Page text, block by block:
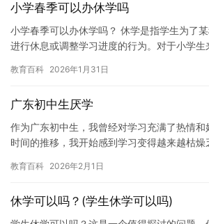
小学春季可以办休学吗
小学春季可以办休学吗？ 休学是指学生为了
进行休息或调整学习进度的行为。对于小学生
我…
教育百科 2026年1月31日
广东初中生厌学
作为广东初中生，我曾经对学习充满了热情
时间的推移，我开始感到学习变得越来越枯
服这…
教育百科 2026年2月1日
休学可以吗？(学生休学可以吗)